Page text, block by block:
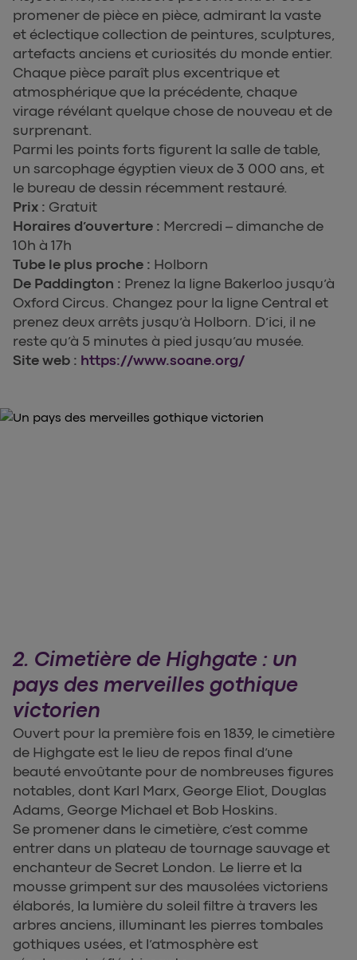
promener de pièce en pièce, admirant la vaste
et éclectique collection de peintures, sculptures,
artefacts anciens et curiosités du monde entier.
Chaque pièce paraît plus excentrique et
atmosphérique que la précédente, chaque
virage révélant quelque chose de nouveau et de
surprenant.
Parmi les points forts figurent la salle de table,
un sarcophage égyptien vieux de 3 000 ans, et
le bureau de dessin récemment restauré.
Prix : Gratuit
Horaires d’ouverture : Mercredi – dimanche de
10h à 17h
Tube le plus proche : Holborn
De Paddington : Prenez la ligne Bakerloo jusqu’à
Oxford Circus. Changez pour la ligne Central et
prenez deux arrêts jusqu’à Holborn. D’ici, il ne
reste qu’à 5 minutes à pied jusqu’au musée.
Site web : https://www.soane.org/
2. Cimetière de Highgate : un
pays des merveilles gothique
victorien
Ouvert pour la première fois en 1839, le cimetière
de Highgate est le lieu de repos final d’une
beauté envoûtante pour de nombreuses figures
notables, dont Karl Marx, George Eliot, Douglas
Adams, George Michael et Bob Hoskins.
Se promener dans le cimetière, c’est comme
entrer dans un plateau de tournage sauvage et
enchanteur de Secret London. Le lierre et la
mousse grimpent sur des mausolées victoriens
élaborés, la lumière du soleil filtre à travers les
arbres anciens, illuminant les pierres tombales
gothiques usées, et l’atmosphère est